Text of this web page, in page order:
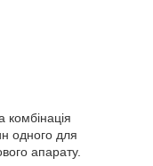
комбінація
одного для
апарату.